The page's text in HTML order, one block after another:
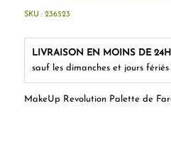
MakeUp Revolution Palette de
LIVRAISON EN MOINS DE
sauf les dimanches et jours fériés
SKU : 236523